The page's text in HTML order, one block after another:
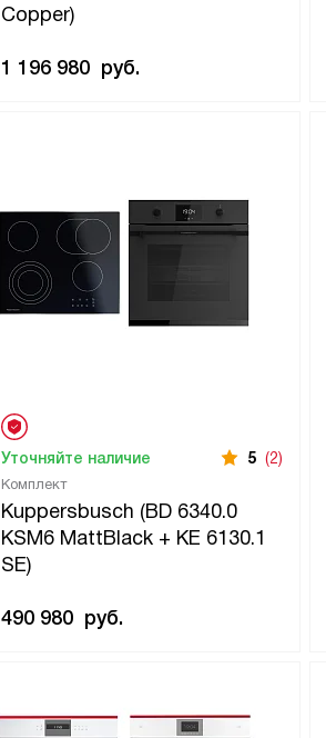
Copper)
1 196 980 руб.
Комплект
Kuppersbusch (BD 6340.0
KSM6 MattBlack + KE 6130.1
SE)
Уточняйте наличие 5 (2)
490 980 руб.